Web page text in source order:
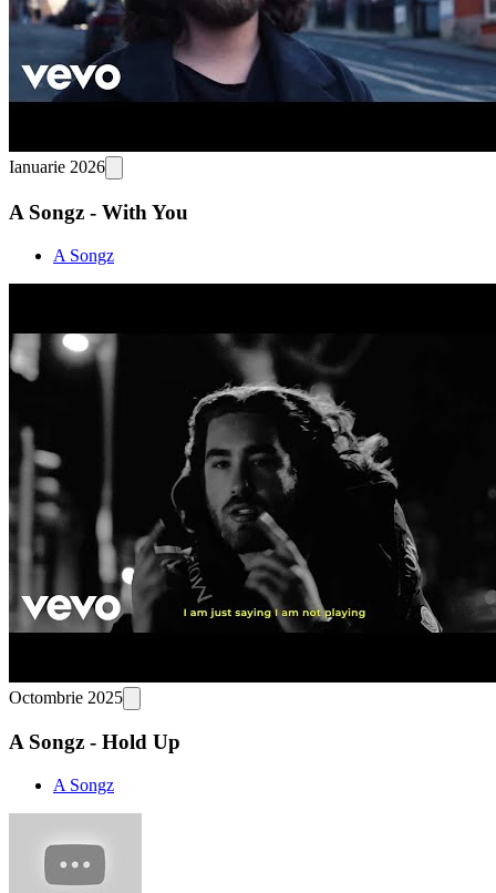
Ianuarie 2026
A Songz - With You
A Songz
Octombrie 2025
A Songz - Hold Up
A Songz